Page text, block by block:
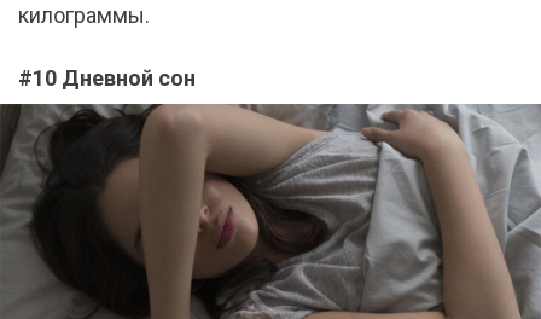
килограммы.
#10 Дневной сон